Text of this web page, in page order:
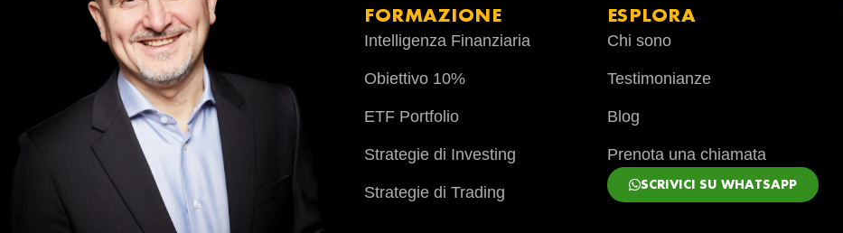
FORMAZIONE
Intelligenza Finanziaria
Obiettivo 10%
ETF Portfolio
Strategie di Investing
Strategie di Trading
ESPLORA
Chi sono
Testimonianze
Blog
Prenota una chiamata
SCRIVICI SU WHATSAPP